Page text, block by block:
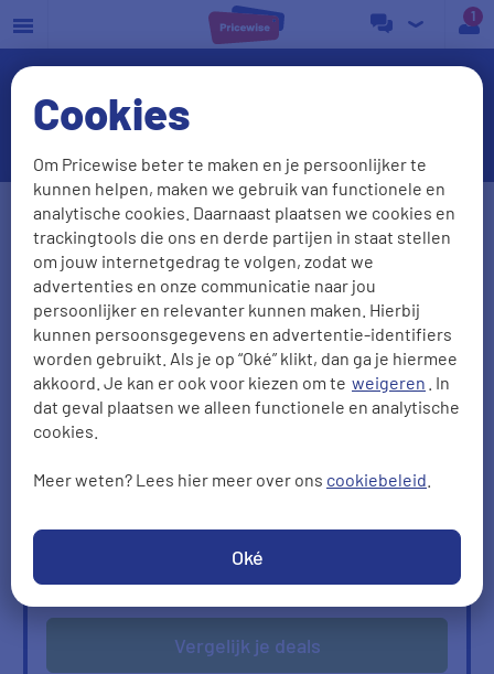
Cookies
Om Pricewise beter te maken en je persoonlijker te
kunnen helpen, maken we gebruik van functionele en
analytische cookies. Daarnaast plaatsen we cookies en
trackingtools die ons en derde partijen in staat stellen
om jouw internetgedrag te volgen, zodat we
advertenties en onze communicatie naar jou
persoonlijker en relevanter kunnen maken. Hierbij
kunnen persoonsgegevens en advertentie-identifiers
worden gebruikt. Als je op “Oké” klikt, dan ga je hiermee
akkoord. Je kan er ook voor kiezen om te weigeren . In
dat geval plaatsen we alleen functionele en analytische
cookies.
Meer weten? Lees hier meer over ons cookiebeleid
Oké
a
Waterbesparende douchekop
Postcode Huisnr. + Toev.
Huidige leverancier
Aantal personen
1
2000kWh/jr 950m3/jr
Zonnepanelen
Vergelijk je deals
ophalen